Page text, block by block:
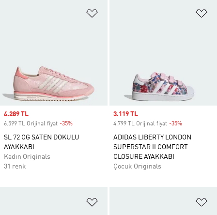
Sale price
4.289 TL
6.599 TL Orijinal fiyat -35%
SL 72 OG SATEN DOKULU
AYAKKABI
Kadın Originals
31 renk
Sale price
3.119 TL
4.799 TL Orijinal fiyat -35%
ADIDAS LIBERTY LONDON
SUPERSTAR II COMFORT
CLOSURE AYAKKABI
Çocuk Originals